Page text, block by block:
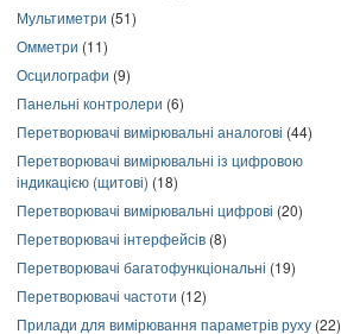
Мультиметри (51)
Омметри (11)
Осцилографи (9)
Панельні контролери (6)
Перетворювачі вимірювальні аналогові (44)
Перетворювачі вимірювальні із цифровою
індикацією (щитові) (18)
Перетворювачі вимірювальні цифрові (20)
Перетворювачі інтерфейсів (8)
Перетворювачі багатофункціональні (19)
Перетворювачі частоти (12)
Прилади для вимірювання параметрів руху (22)